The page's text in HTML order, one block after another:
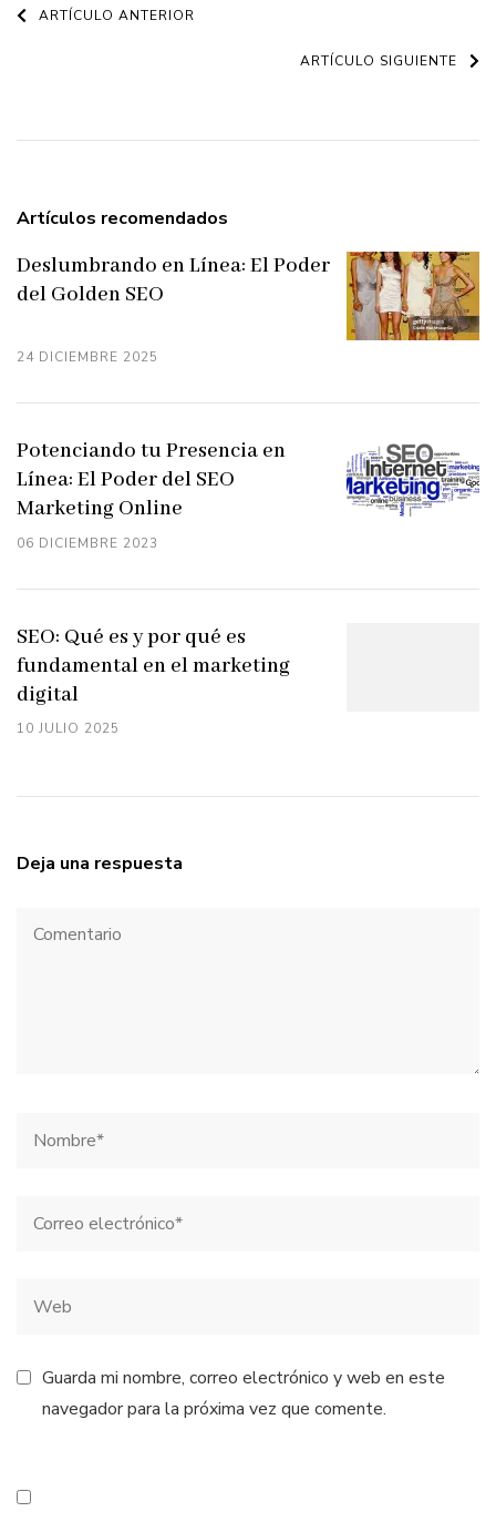
Navegación
ARTÍCULO ANTERIOR
ARTÍCULO SIGUIENTE
Artículos recomendados
24 DICIEMBRE 2025
Deslumbrando en Línea: El Poder
del Golden SEO
06 DICIEMBRE 2023
Potenciando tu Presencia en
Línea: El Poder del SEO
Marketing Online
10 JULIO 2025
SEO: Qué es y por qué es
fundamental en el marketing
digital
Deja una respuesta
Guarda mi nombre, correo electrónico y web en este
navegador para la próxima vez que comente.